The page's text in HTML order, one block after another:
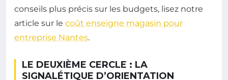
conseils plus précis sur les budgets, lisez notre
article sur le coût enseigne magasin pour
entreprise Nantes.
LE DEUXIÈME CERCLE : LA
SIGNALÉTIQUE D’ORIENTATION